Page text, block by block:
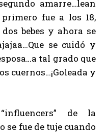
amarre…lean
fue a los 18,
bebes y ahora se
se cuidó y
tal grado que
cuernos…¡Goleada y
de la
fue de tuje cuando